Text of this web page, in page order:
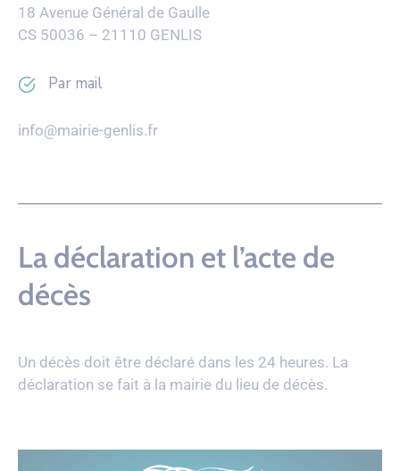
18 Avenue Général de Gaulle
CS 50036 – 21110 GENLIS
Par mail
info@mairie-genlis.fr
La déclaration et l’acte de
décès
Un décès doit être déclaré dans les 24 heures. La
déclaration se fait à la mairie du lieu de décès.